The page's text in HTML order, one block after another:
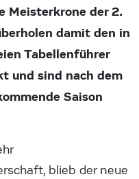
Meisterkrone der 2.
damit den in
Tabellenführer
und sind nach dem
Saison
blieb der neue